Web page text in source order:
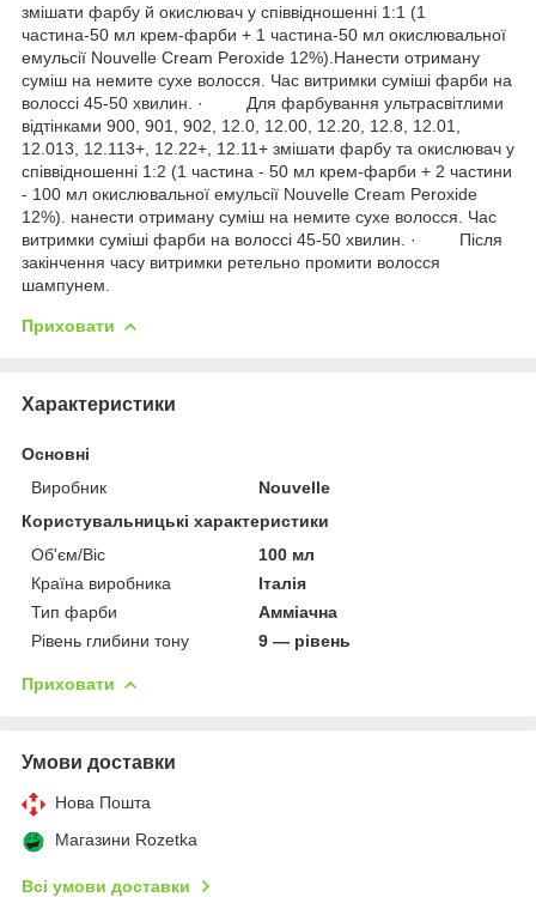
змішати фарбу й окислювач у співвідношенні 1:1 (1
частина-50 мл крем-фарби + 1 частина-50 мл окислювальної
емульсії Nouvelle Cream Peroxide 12%).Нанести отриману
суміш на немите сухе волосся. Час витримки суміші фарби на
волоссі 45-50 хвилин. · Для фарбування ультрасвітлими
відтінками 900, 901, 902, 12.0, 12.00, 12.20, 12.8, 12.01,
12.013, 12.113+, 12.22+, 12.11+ змішати фарбу та окислювач у
співвідношенні 1:2 (1 частина - 50 мл крем-фарби + 2 частини
- 100 мл окислювальної емульсії Nouvelle Cream Peroxide
12%). нанести отриману суміш на немите сухе волосся. Час
витримки суміші фарби на волоссі 45-50 хвилин. · Після
закінчення часу витримки ретельно промити волосся
шампунем.
Приховати
Характеристики
Основні
Виробник
Nouvelle
Користувальницькі характеристики
Об'єм/Віс
100 мл
Країна виробника
Італія
Тип фарби
Амміачна
Рівень глибини тону
9 — рівень
Приховати
Умови доставки
Нова Пошта
Магазини Rozetka
Всі умови доставки